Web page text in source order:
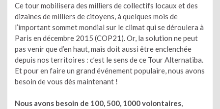
Ce tour mobilisera des milliers de collectifs locaux et des
dizaines de milliers de citoyens, à quelques mois de
l’important sommet mondial sur le climat qui se déroulera à
Paris en décembre 2015 (COP21). Or, la solution ne peut
pas venir que d’en haut, mais doit aussi être enclenchée
depuis nos territoires : c’est le sens de ce Tour Alternatiba.
Et pour en faire un grand événement populaire, nous avons
besoin de vous dès maintenant !
Nous avons besoin de 100, 500, 1000 volontaires,